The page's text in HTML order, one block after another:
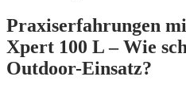
Praxiserfahrungen
Xpert 100 L – Wie
Outdoor-Einsatz?